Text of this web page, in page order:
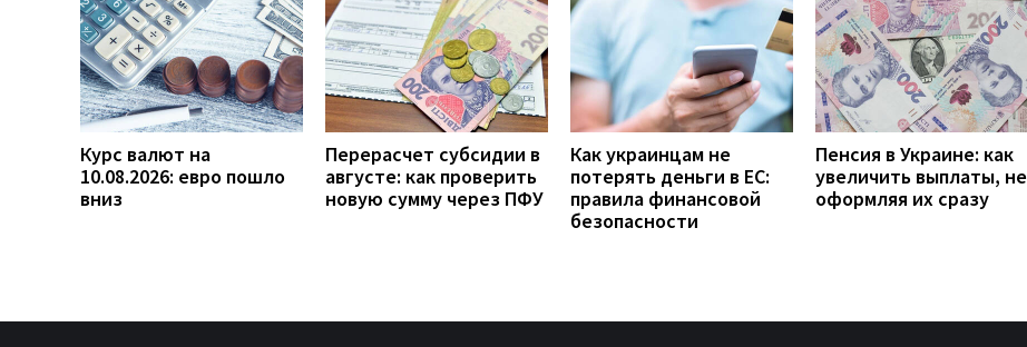
Курс валют на
10.08.2026: евро пошло
вниз
Перерасчет субсидии в
августе: как проверить
новую сумму через ПФУ
Как украинцам не
потерять деньги в ЕС:
правила финансовой
безопасности
Пенсия в Украине: как
увеличить выплаты, не
оформляя их сразу